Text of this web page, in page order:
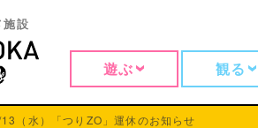
設
遊ぶ 観る
（水）「つりZO」運休のお知らせ